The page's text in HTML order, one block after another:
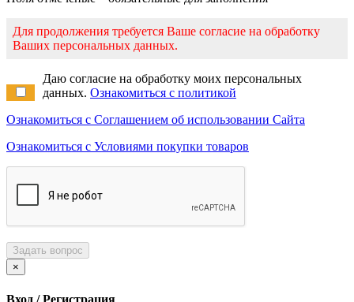
Для продолжения требуется Ваше согласие на обработку
Ваших персональных данных.
Даю согласие на обработку моих персональных
данных. Ознакомиться с политикой
Ознакомиться с Соглашением об использовании Сайта
Ознакомиться с Условиями покупки товаров
Задать вопрос
×
Вход / Регистрация